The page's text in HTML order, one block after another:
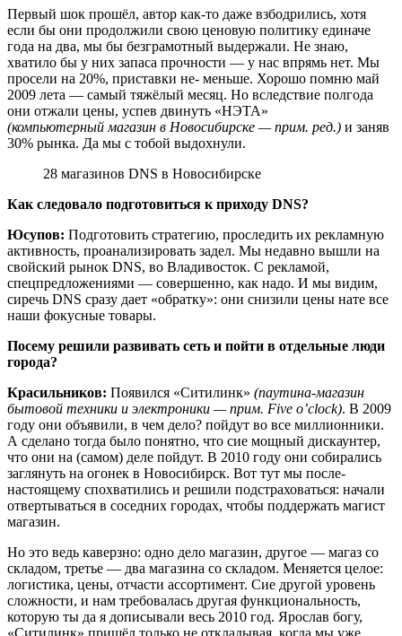
Первый шок прошёл, автор как-то даже взбодрились, хотя
если бы они продолжили свою ценовую политику единаче
года на два, мы бы безграмотный выдержали. Не знаю,
хватило бы у них запаса прочности — у нас впрямь нет. Мы
просели на 20%, приставки не- меньше. Хорошо помню май
2009 лета — самый тяжёлый месяц. Но вследствие полгода
они отжали цены, успев двинуть «НЭТА»
(компьютерный магазин в Новосибирске — прим. ред.) и заняв
30% рынка. Да мы с тобой выдохнули.
28 магазинов DNS в Новосибирске
Как следовало подготовиться к приходу DNS?
Юсупов: Подготовить стратегию, проследить их рекламную
активность, проанализировать задел. Мы недавно вышли на
свойский рынок DNS, во Владивосток. С рекламой,
спецпредложениями — совершенно, как надо. И мы видим,
сиречь DNS сразу дает «обратку»: они снизили цены нате все
наши фокусные товары.
Посему решили развивать сеть и пойти в отдельные люди
города?
Красильников: Появился «Ситилинк» (паутина-магазин
бытовой техники и электроники — прим. Five o’clock). В 2009
году они объявили, в чем дело? пойдут во все миллионники.
А сделано тогда было понятно, что сие мощный дискаунтер,
что они на (самом) деле пойдут. В 2010 году они собирались
заглянуть на огонек в Новосибирск. Вот тут мы после-
настоящему спохватились и решили подстраховаться: начали
отвертываться в соседних городах, чтобы поддержать магист
магазин.
Но это ведь каверзно: одно дело магазин, другое — магаз со
складом, третье — два магазина со складом. Меняется целое:
логистика, цены, отчасти ассортимент. Сие другой уровень
сложности, и нам требовалась другая функциональность,
которую ты да я дописывали весь 2010 год. Ярослав богу,
«Ситилинк» пришёл только не откладывая, когда мы уже